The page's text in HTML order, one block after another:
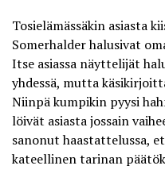
Tosielämässäkin asiasta
Somerhalder halusivat
Itse asiassa näyttelijät
yhdessä, mutta
Niinpä kumpikin pyysi
löivät asiasta jossain
sanonut haastattelussa,
kateellinen tarinan